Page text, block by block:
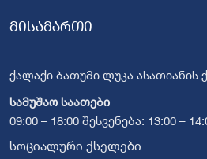
მისამართი
ქალაქი ბათუმი ლუკა ასათიანის
სამუშაო საათები
09:00 – 18:00 შესვენება: 13:00 –
სოციალური ქსელები